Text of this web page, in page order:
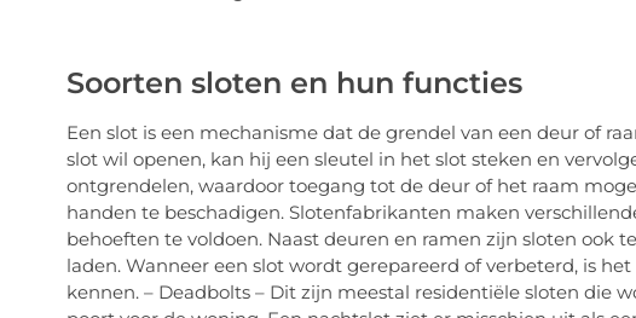
Soorten sloten en hun functies
Een slot is een mechanisme dat de grendel van een deur of
slot wil openen, kan hij een sleutel in het slot steken en
ontgrendelen, waardoor toegang tot de deur of het raam
handen te beschadigen. Slotenfabrikanten maken
behoeften te voldoen. Naast deuren en ramen zijn sloten ook
laden. Wanneer een slot wordt gerepareerd of verbeterd, is
kennen. – Deadbolts – Dit zijn meestal residentiële sloten die